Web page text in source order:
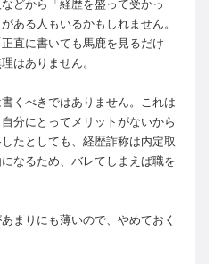
どから「経歴を盛って受かっ
ある人もいるかもしれません。
直に書いても馬鹿を見るだけ
はありません。
くべきではありません。これは
分にとってメリットがないから
たとしても、経歴詐称は内定取
なるため、バレてしまえば職を
まりにも薄いので、やめておく